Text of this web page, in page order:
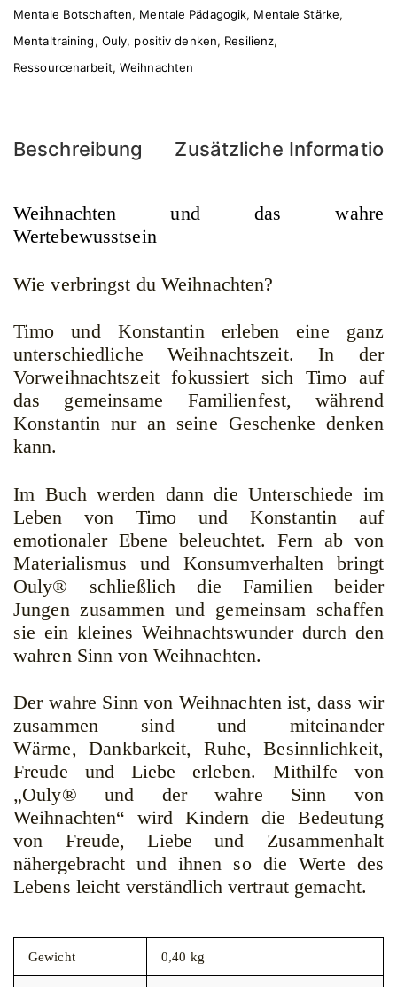
Mentale Botschaften, Mentale Pädagogik, Mentale Stärke,
Mentaltraining, Ouly, positiv denken, Resilienz,
Ressourcenarbeit, Weihnachten
Beschreibung Zusätzliche
Weihnachten und das wahre
Wertebewusstsein
Wie verbringst du Weihnachten?
Timo und Konstantin erleben eine ganz
unterschiedliche Weihnachtszeit. In der
Vorweihnachtszeit fokussiert sich Timo auf
das gemeinsame Familienfest, während
Konstantin nur an seine Geschenke denken
kann.
Im Buch werden dann die Unterschiede im
Leben von Timo und Konstantin auf
emotionaler Ebene beleuchtet. Fern ab von
Materialismus und Konsumverhalten bringt
Ouly® schließlich die Familien beider
Jungen zusammen und gemeinsam schaffen
sie ein kleines Weihnachtswunder durch den
wahren Sinn von Weihnachten.
Der wahre Sinn von Weihnachten ist, dass wir
zusammen sind und miteinander
Wärme, Dankbarkeit, Ruhe, Besinnlichkeit,
Freude und Liebe erleben. Mithilfe von
„Ouly® und der wahre Sinn von
Weihnachten“ wird Kindern die Bedeutung
von Freude, Liebe und Zusammenhalt
nähergebracht und ihnen so die Werte des
Lebens leicht verständlich vertraut gemacht.
Gewicht 0,40 kg